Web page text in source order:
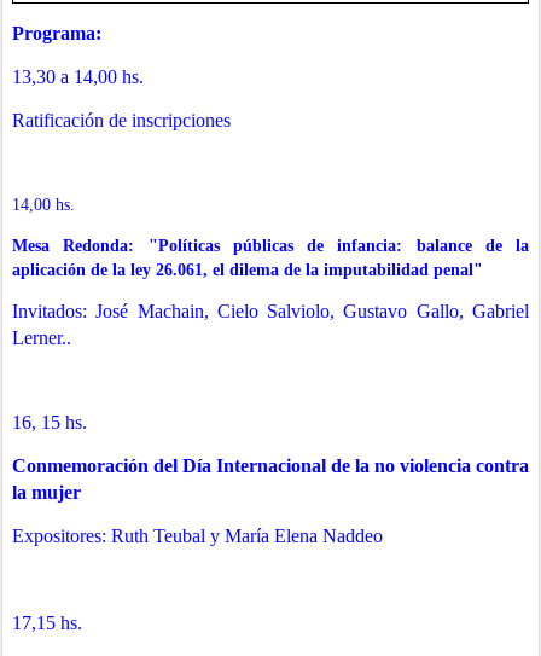
Programa:
13,30 a 14,00 hs.
Ratificación de inscripciones
14,00 hs.
MesaRedonda: "Políticas públicas de infancia: balance de la
aplicación de la ley 26.061, el dilema de la imputabilidad penal"
Invitados: José Machain, Cielo Salviolo, Gustavo Gallo, Gabriel
Lerner..
16, 15 hs.
Conmemoración del Día Internacional de la no violencia contra
la mujer
Expositores: Ruth Teubal y María Elena Naddeo
17,15 hs.